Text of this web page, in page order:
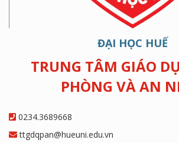
ĐẠI HỌC HUẾ
TRUNG TÂM GIÁO
PHÒNG VÀ AN
0234.3689668
ttgdqpan@hueuni.edu.vn